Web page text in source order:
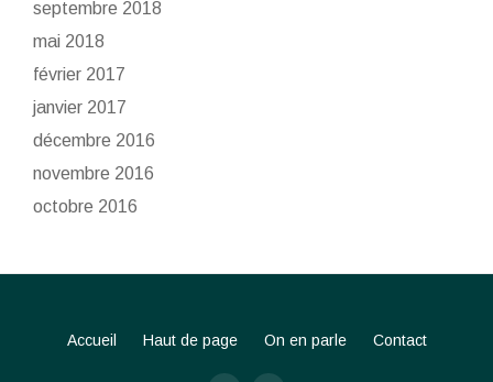
septembre 2018
mai 2018
février 2017
janvier 2017
décembre 2016
novembre 2016
octobre 2016
Accueil Haut de page On en parle Contact